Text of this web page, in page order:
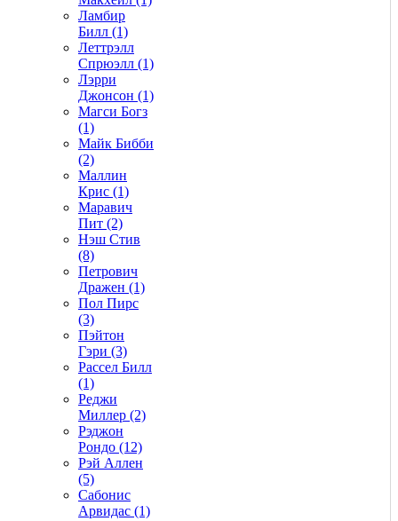
Ламбир
Билл (1)
Леттрэлл
Спрюэлл (1)
Лэрри
Джонсон (1)
Магси Богз
(1)
Майк Бибби
(2)
Маллин
Крис (1)
Маравич
Пит (2)
Нэш Стив
(8)
Петрович
Дражен (1)
Пол Пирс
(3)
Пэйтон
Гэри (3)
Рассел Билл
(1)
Реджи
Миллер (2)
Рэджон
Рондо (12)
Рэй Аллен
(5)
Сабонис
Арвидас (1)